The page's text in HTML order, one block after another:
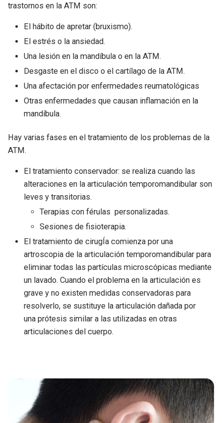
trastornos en la ATM son:
El hábito de apretar (bruxismo).
El estrés o la ansiedad.
Una lesión en la mandíbula o en la ATM.
Desgaste en el disco o el cartílago de la ATM.
Una afectación por enfermedades reumatológicas
Otras enfermedades que causan inflamación en la
mandíbula.
Hay varias fases en el tratamiento de los problemas de la
ATM.
El tratamiento conservador: se realiza cuando las
alteraciones en la articulación temporomandibular son
leves y transitorias.
Terapias con férulas personalizadas.
Sesiones de fisioterapia.
El tratamiento de cirugÍa comienza por una
artroscopia de la articulación temporomandibular para
eliminar todas las partículas microscópicas mediante
un lavado. Cuando el problema en la articulación es
grave y no existen medidas conservadoras para
resolverlo, se sustituye la articulación dañada por
una prótesis similar a las utilizadas en otras
articulaciones del cuerpo.